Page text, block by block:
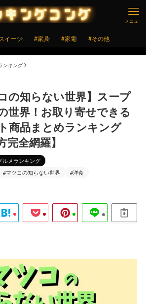
メニュー
イーツ #家具 #家電 #その他
ンキング
の知らない世界】スープ
世界！お取り寄せできる
商品まとめランキング
完全網羅】
ルメランキング
#マツコの知らない世界 #洋食